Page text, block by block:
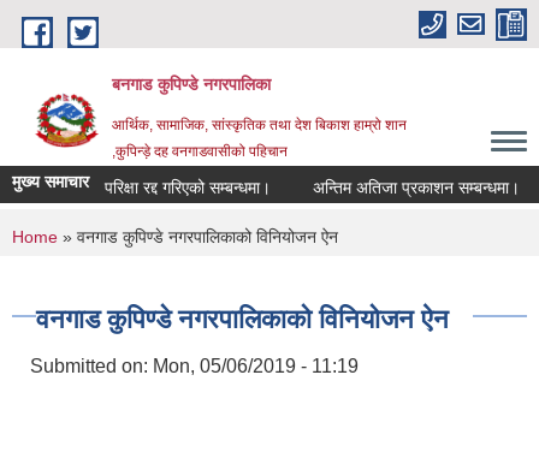
Skip to main content
बनगाड कुपिण्डे नगरपालिका
आर्थिक, सामाजिक, सांस्कृतिक तथा देश बिकाश हाम्रो शान
,कुपिन्ड़े दह वनगाडवासीको पहिचान
मुख्य समाचारपरिक्षा रद्द गरिएको सम्बन्धमा। अन्तिम अतिजा प्रकाशन सम्बन्धमा।
You are here
Home » वनगाड कुपिण्डे नगरपालिकाको विनियोजन ऐन
वनगाड कुपिण्डे नगरपालिकाको विनियोजन ऐन
Submitted on: Mon, 05/06/2019 - 11:19